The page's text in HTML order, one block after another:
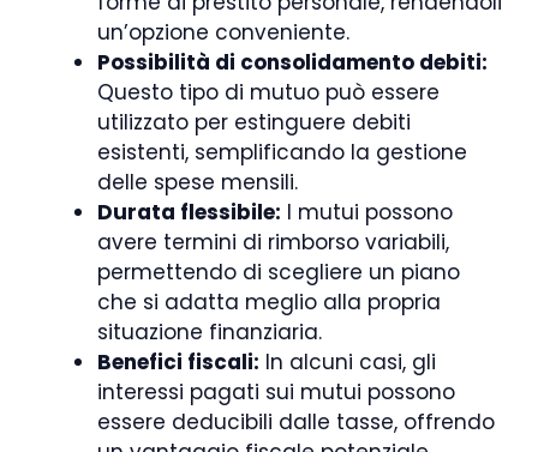
un’opzione conveniente.
Possibilità di consolidamento debiti:
Questo tipo di mutuo può essere
utilizzato per estinguere debiti
esistenti, semplificando la gestione
delle spese mensili.
Durata flessibile: I mutui possono
avere termini di rimborso variabili,
permettendo di scegliere un piano
che si adatta meglio alla propria
situazione finanziaria.
Benefici fiscali: In alcuni casi, gli
interessi pagati sui mutui possono
essere deducibili dalle tasse, offrendo